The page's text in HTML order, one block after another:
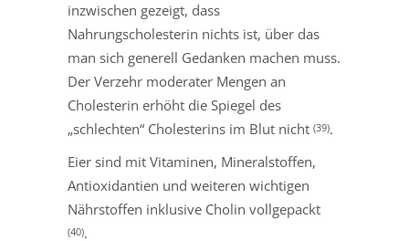
inzwischen gezeigt, dass
Nahrungscholesterin nichts ist, über das
man sich generell Gedanken machen muss.
Der Verzehr moderater Mengen an
Cholesterin erhöht die Spiegel des
„schlechten“ Cholesterins im Blut nicht (39).
Eier sind mit Vitaminen, Mineralstoffen,
Antioxidantien und weiteren wichtigen
Nährstoffen inklusive Cholin vollgepackt
(40).